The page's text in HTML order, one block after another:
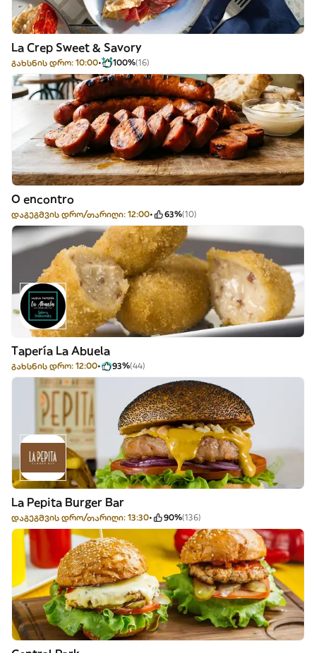
La Crep Sweet & Savory
გახსნის დრო: 10:00 100%(16)
O encontro
დაგეგმვის დრო/თარიღი: 12:00 63%(10)
Tapería La Abuela
გახსნის დრო: 12:00 93%(44)
La Pepita Burger Bar
დაგეგმვის დრო/თარიღი: 13:30 90%(136)